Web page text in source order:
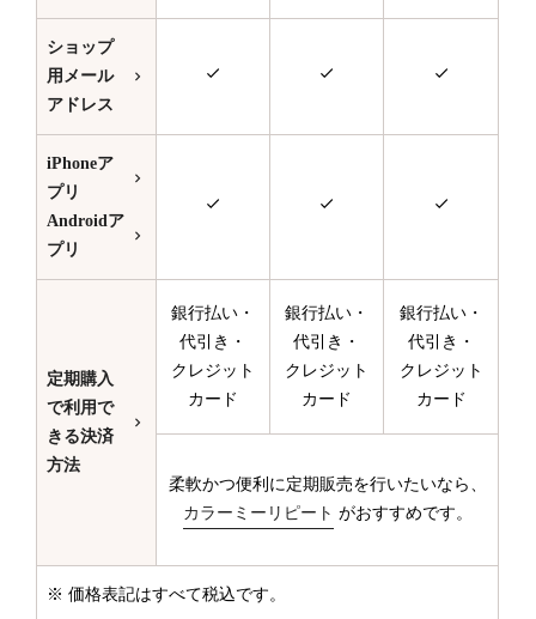
ショップ
用メール
アドレス
iPhoneア
プリ
Androidア
プリ
定期購入
で利用で
きる決済
方法
銀行払い・
代引き・
クレジット
カード
銀行払い・
代引き・
クレジット
カード
銀行払い・
代引き・
クレジット
カード
柔軟かつ便利に定期販売を行いたいなら、
カラーミーリピート がおすすめです。
※ 価格表記はすべて税込です。